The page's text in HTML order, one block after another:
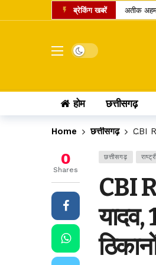
ब्रेकिंग खबरें अतीक
चंद्र
आत्मानंद
होटल में
छत्तीसगढ़
Dark mode
होम छत्तीसगढ़
Home छत्तीसगढ़ CBI
छत्तीसगढ़
CBI
0
Shares